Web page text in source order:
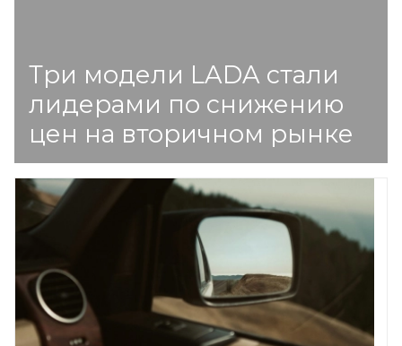
Три модели LADA стали
лидерами по снижению
цен на вторичном рынке